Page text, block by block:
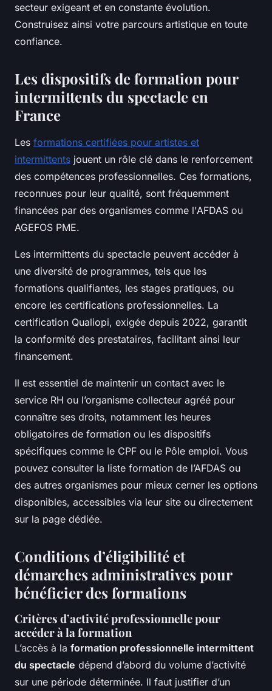
secteur exigeant et en constante évolution.
Construisez ainsi votre parcours artistique en toute
confiance.
Les dispositifs de formation pour
intermittents du spectacle en
France
Les formations certifiées pour artistes et
intermittents jouent un rôle clé dans le renforcement
des compétences professionnelles. Ces formations,
reconnues pour leur qualité, sont fréquemment
financées par des organismes comme l'AFDAS ou
AGEFOS PME.
Les intermittents du spectacle peuvent accéder à
une diversité de programmes, tels que les
formations qualifiantes, les stages pratiques, ou
encore les certifications professionnelles. La
certification Qualiopi, exigée depuis 2022, garantit
la conformité des prestataires, facilitant ainsi leur
financement.
Il est essentiel de maintenir un contact avec le
service RH ou l’organisme collecteur agréé pour
connaître ses droits, notamment les heures
obligatoires de formation ou les dispositifs
spécifiques comme le CPF ou le Pôle emploi. Vous
pouvez consulter la liste formation de l’AFDAS ou
des autres organismes pour mieux cerner les options
disponibles, accessibles via leur site ou directement
sur la page dédiée.
Conditions d’éligibilité et
démarches administratives pour
bénéficier des formations
Critères d’activité professionnelle pour
accéder à la formation
L’accès à la formation professionnelle intermittent
du spectacle dépend d’abord du volume d’activité
sur une période déterminée. Il faut justifier d’un